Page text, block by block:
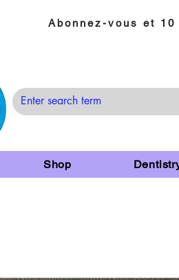
Abonnez-vous et
Shop